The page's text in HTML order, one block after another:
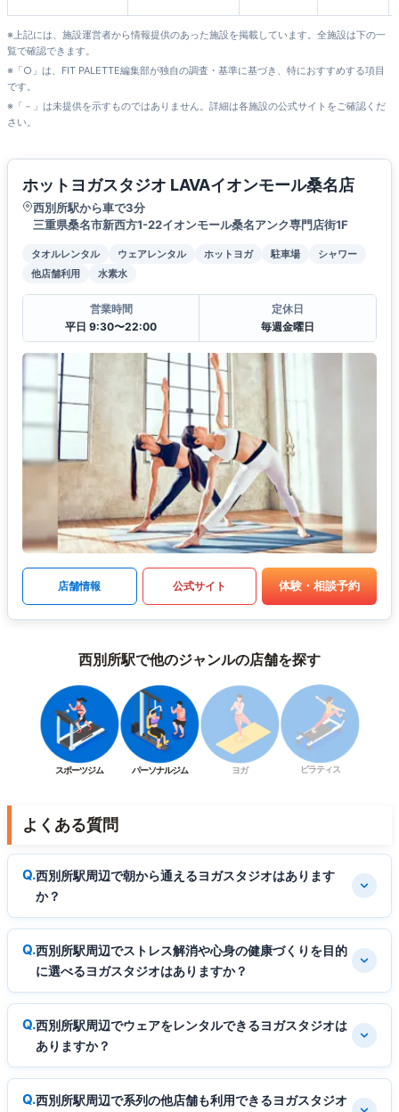
※上記には、施設運営者から情報提供のあった施設を掲載しています。全施設は下の一
覧で確認できます。
※「○」は、FIT PALETTE編集部が独自の調査・基準に基づき、特におすすめする項目
です。
※「－」は未提供を示すものではありません。詳細は各施設の公式サイトをご確認くだ
さい。
ホットヨガスタジオ LAVAイオンモール桑名店
西別所駅から車で3分
三重県桑名市新西方1-22イオンモール桑名アンク専門店街1F
タオルレンタル ウェアレンタル ホットヨガ 駐車場
シャワー
他店舗利用
水素水
営業時間
平日 9:30〜22:00
定休日
毎週金曜日
店舗情報 公式サイト 体験・相談予約
西別所駅で他のジャンルの店舗を探す
スポーツジム パーソナルジム ヨガ ピラティス
よくある質問
西別所駅周辺で朝から通えるヨガスタジオはあります
か？
西別所駅周辺でストレス解消や心身の健康づくりを目的
に選べるヨガスタジオはありますか？
西別所駅周辺でウェアをレンタルできるヨガスタジオは
ありますか？
西別所駅周辺で系列の他店舗も利用できるヨガスタジオ